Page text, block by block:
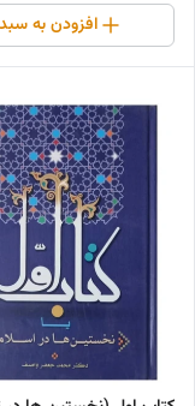
افزودن به سبد